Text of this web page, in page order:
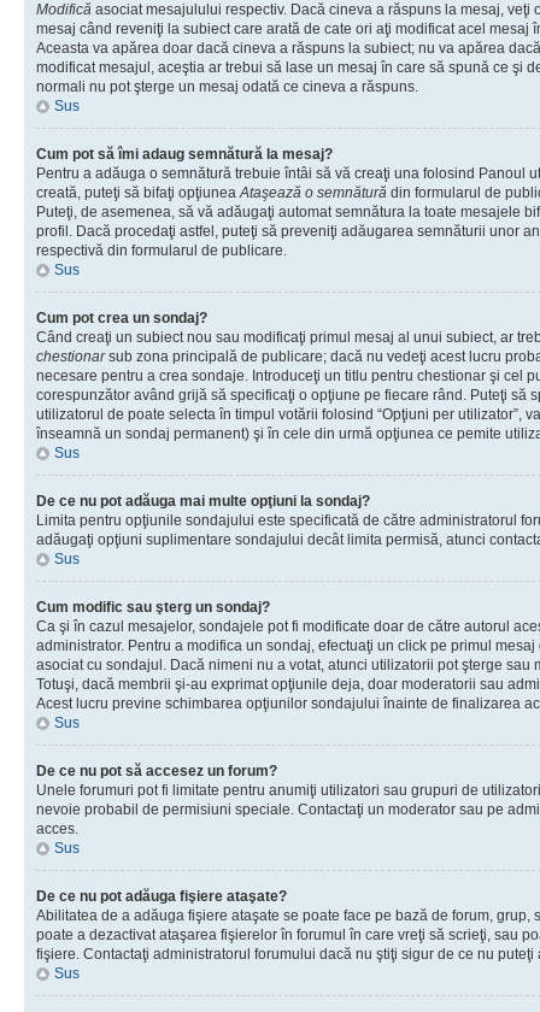
Modifică asociat mesajulului respectiv. Dacă cineva a răspuns la mesaj, veţi
mesaj când reveniţi la subiect care arată de cate ori aţi modificat acel mesaj
Aceasta va apărea doar dacă cineva a răspuns la subiect; nu va apărea
modificat mesajul, aceştia ar trebui să lase un mesaj în care să spună ce şi
normali nu pot şterge un mesaj odată ce cineva a răspuns.
Sus
Cum pot să îmi adaug semnătură la mesaj?
Pentru a adăuga o semnătură trebuie întâi să vă creaţi una folosind Panoul
creată, puteţi să bifaţi opţiuneaAtaşează o semnătură din formularul de
Puteţi, de asemenea, să vă adăugaţi automat semnătura la toate mesajele
profil. Dacă procedaţi astfel, puteţi să preveniţi adăugarea semnăturii unor
respectivă din formularul de publicare.
Sus
Cum pot crea un sondaj?
Când creaţi un subiect nou sau modificaţi primul mesaj al unui subiect, ar
chestionarsub zona principală de publicare; dacă nu vedeţi acest lucru
necesare pentru a crea sondaje. Introduceţi un titlu pentru chestionar şi cel
corespunzător având grijă să specificaţi o opţiune pe fiecare rând. Puteţi să
utilizatorul de poate selecta în timpul votării folosind “Opţiuni per utilizator”,
înseamnă un sondaj permanent) şi în cele din urmă opţiunea ce pemite
Sus
De ce nu pot adăuga mai multe opţiuni la sondaj?
Limita pentru opţiunile sondajului este specificată de către administratorul
adăugaţi opţiuni suplimentare sondajului decât limita permisă, atunci
Sus
Cum modific sau şterg un sondaj?
Ca şi în cazul mesajelor, sondajele pot fi modificate doar de către autorul
administrator. Pentru a modifica un sondaj, efectuaţi un click pe primul
asociat cu sondajul. Dacă nimeni nu a votat, atunci utilizatorii pot şterge
Totuşi, dacă membrii şi-au exprimat opţiunile deja, doar moderatorii sau
Acest lucru previne schimbarea opţiunilor sondajului înainte de finalizarea
Sus
De ce nu pot să accesez un forum?
Unele forumuri pot fi limitate pentru anumiţi utilizatori sau grupuri de
nevoie probabil de permisiuni speciale. Contactaţi un moderator sau pe
acces.
Sus
De ce nu pot adăuga fişiere ataşate?
Abilitatea de a adăuga fişiere ataşate se poate face pe bază de forum, grup,
poate a dezactivat ataşarea fişierelor în forumul în care vreţi să scrieţi, sau
fişiere. Contactaţi administratorul forumului dacă nu ştiţi sigur de ce nu
Sus